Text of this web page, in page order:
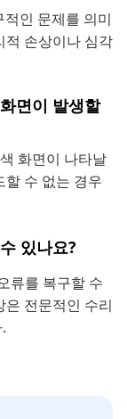
인 문제를 의미
적 손상이나 심각
면이 발생할
화면이 나타날
할 수 없는 경우
있나요?
류를 복구할 수
전문적인 수리